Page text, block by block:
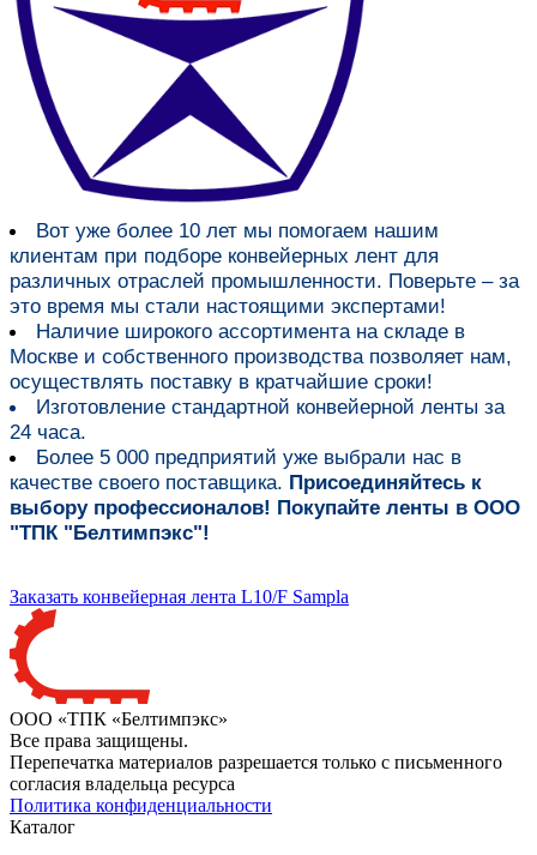
Вот уже более 10 лет мы помогаем нашим
клиентам при подборе конвейерных лент для
различных отраслей промышленности. Поверьте – за
это время мы стали настоящими экспертами!
Наличие широкого ассортимента на складе в
Москве и собственного производства позволяет нам,
осуществлять поставку в кратчайшие сроки!
Изготовление стандартной конвейерной ленты за
24 часа.
Более 5 000 предприятий уже выбрали нас в
качестве своего поставщика. Присоединяйтесь к
выбору профессионалов! Покупайте ленты в ООО
"ТПК "Белтимпэкс"!
Заказать конвейерная лента L10/F Sampla
ООО «ТПК «Белтимпэкс»
Все права защищены.
Перепечатка материалов разрешается только с письменного
согласия владельца ресурса
Политика конфиденциальности
Каталог